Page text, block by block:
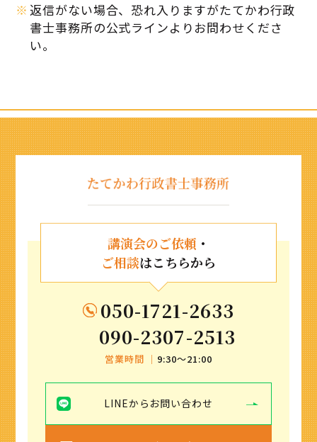
返信がない場合、恐れ入りますがたてかわ行政
書士事務所の公式ラインよりお問わせくださ
い。
講演会のご依頼 ・
ご相談はこちらから
050-1721-2633
090-2307-2513
営業時間 ｜ 9:30〜21:00
LINEからお問い合わせ